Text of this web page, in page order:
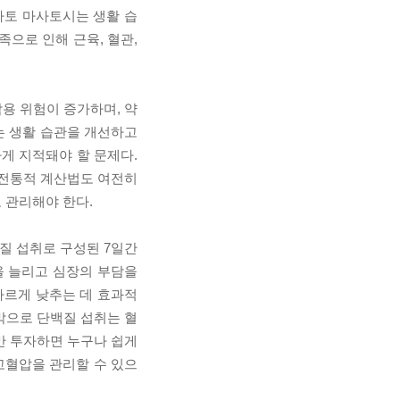
마사토시는 생활 습
으로 인해 근육, 혈관,
위험이 증가하며, 약
생활 습관을 개선하고
지적돼야 할 문제다.
통적 계산법도 여전히
관리해야 한다.
섭취로 구성된 7일간
늘리고 심장의 부담을
게 낮추는 데 효과적
로 단백질 섭취는 혈
투자하면 누구나 쉽게
압을 관리할 수 있으